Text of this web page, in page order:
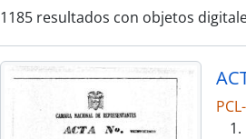
1185 resultados con objetos